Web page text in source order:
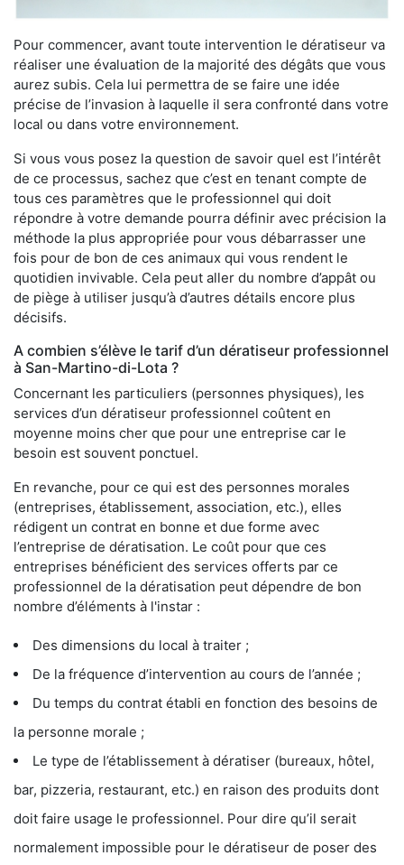
Pour commencer, avant toute intervention le dératiseur va
réaliser une évaluation de la majorité des dégâts que vous
aurez subis. Cela lui permettra de se faire une idée
précise de l’invasion à laquelle il sera confronté dans votre
local ou dans votre environnement.
Si vous vous posez la question de savoir quel est l’intérêt
de ce processus, sachez que c’est en tenant compte de
tous ces paramètres que le professionnel qui doit
répondre à votre demande pourra définir avec précision la
méthode la plus appropriée pour vous débarrasser une
fois pour de bon de ces animaux qui vous rendent le
quotidien invivable. Cela peut aller du nombre d’appât ou
de piège à utiliser jusqu’à d’autres détails encore plus
décisifs.
A combien s’élève le tarif d’un dératiseur professionnel
à San-Martino-di-Lota ?
Concernant les particuliers (personnes physiques), les
services d’un dératiseur professionnel coûtent en
moyenne moins cher que pour une entreprise car le
besoin est souvent ponctuel.
En revanche, pour ce qui est des personnes morales
(entreprises, établissement, association, etc.), elles
rédigent un contrat en bonne et due forme avec
l’entreprise de dératisation. Le coût pour que ces
entreprises bénéficient des services offerts par ce
professionnel de la dératisation peut dépendre de bon
nombre d’éléments à l'instar :
Des dimensions du local à traiter ;
De la fréquence d’intervention au cours de l’année ;
Du temps du contrat établi en fonction des besoins de
la personne morale ;
Le type de l’établissement à dératiser (bureaux, hôtel,
bar, pizzeria, restaurant, etc.) en raison des produits dont
doit faire usage le professionnel. Pour dire qu’il serait
normalement impossible pour le dératiseur de poser des